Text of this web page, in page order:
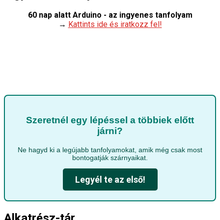
60 nap alatt Arduino - az ingyenes tanfolyam
→ Kattints ide és iratkozz fel!
Szeretnél egy lépéssel a többiek előtt
járni?
Ne hagyd ki a legújabb tanfolyamokat, amik még csak most
bontogatják szárnyaikat.
Legyél te az első!